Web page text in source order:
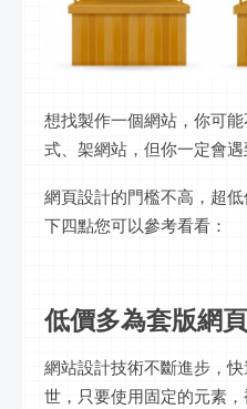
想找製作一個網站，你可
式、架網站，但你一定會遇
網頁設計的門檻不高，超
下四點您可以參考看看：
低價多為套版網頁
網站設計技術不斷進步，
世，只要使用固定的元素